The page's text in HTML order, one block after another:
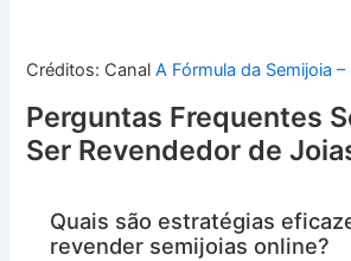
Créditos: CanalA Fórmula da Semijoia
Perguntas Frequentes
Ser Revendedor de
Quais são estratégias
revender semijoias online?